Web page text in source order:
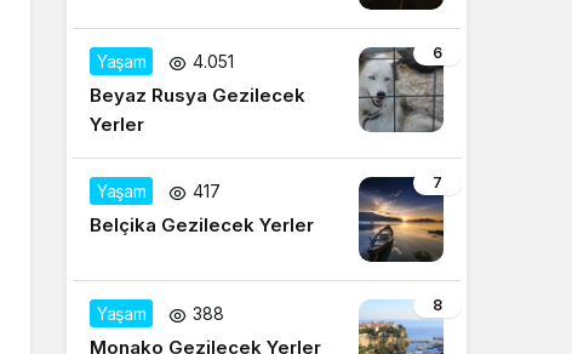
6
Yaşam 4.051
Beyaz Rusya Gezilecek
Yerler
7
Yaşam 417
Belçika Gezilecek Yerler
8
Yaşam 388
Monako Gezilecek Yerler